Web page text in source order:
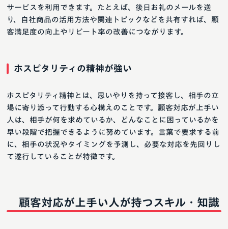
サービスを利用できます。たとえば、後日お礼のメールを送
り、自社商品の活用方法や関連トピックなどを共有すれば、顧
客満足度の向上やリピート率の改善につながります。
ホスピタリティの精神が強い
ホスピタリティ精神とは、思いやりを持って接客し、相手の立
場に寄り添って行動する心構えのことです。顧客対応が上手い
人は、相手が何を求めているか、どんなことに困っているかを
早い段階で把握できるように努めています。言葉で要求する前
に、相手の状況やタイミングを予測し、必要な対応を先回りし
て遂行していることが特徴です。
顧客対応が上手い人が持つスキル・知識